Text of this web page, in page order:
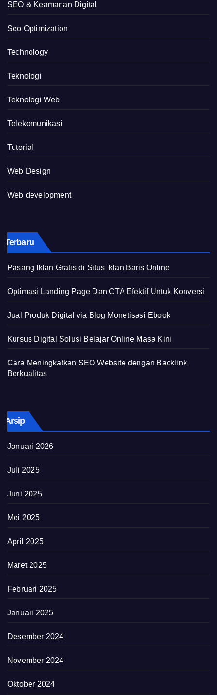
SEO & Keamanan Digital
Seo Optimization
Technology
Teknologi
Teknologi Web
Telekomunikasi
Tutorial
Web Design
Web development
Terbaru
Pasang Iklan Gratis di Situs Iklan Baris Online
Optimasi Landing Page Dan CTA Efektif Untuk Konversi
Jual Produk Digital via Blog Monetisasi Ebook
Kursus Digital Solusi Belajar Online Masa Kini
Cara Meningkatkan SEO Website dengan Backlink
Berkualitas
Arsip
Januari 2026
Juli 2025
Juni 2025
Mei 2025
April 2025
Maret 2025
Februari 2025
Januari 2025
Desember 2024
November 2024
Oktober 2024